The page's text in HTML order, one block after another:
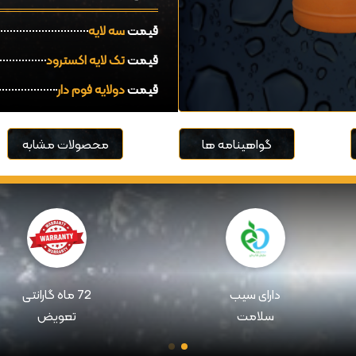
قیمتسه لایه
قیمتتک لایه اکسترود
قیمتدولايه فوم دار
گواهینامه ها محصولات مشابه
دارای سیب
سلامت
72 ماه گارانتی
تعویض